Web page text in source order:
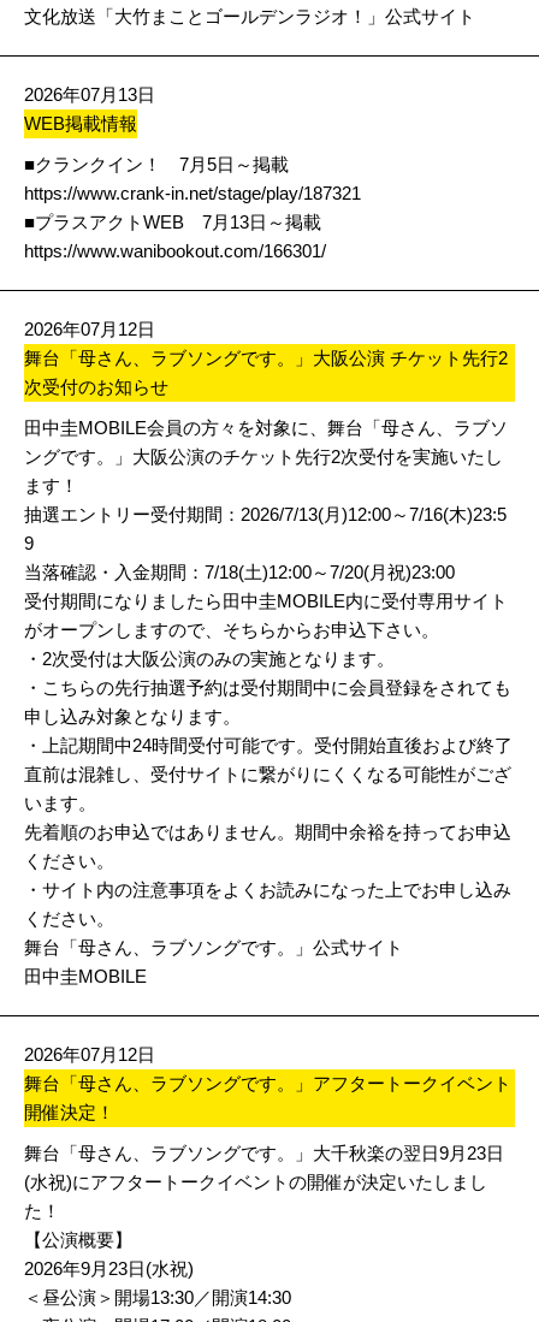
文化放送「大竹まことゴールデンラジオ！」公式サイト
2026年07月13日
WEB掲載情報
■クランクイン！ 7月5日～掲載
https://www.crank-in.net/stage/play/187321
■プラスアクトWEB 7月13日～掲載
https://www.wanibookout.com/166301/
2026年07月12日
舞台「母さん、ラブソングです。」大阪公演 チケット先行2
次受付のお知らせ
田中圭MOBILE会員の方々を対象に、舞台「母さん、ラブソ
ングです。」大阪公演のチケット先行2次受付を実施いたし
ます！
抽選エントリー受付期間：2026/7/13(月)12:00～7/16(木)23:5
9
当落確認・入金期間：7/18(土)12:00～7/20(月祝)23:00
受付期間になりましたら田中圭MOBILE内に受付専用サイト
がオープンしますので、そちらからお申込下さい。
・2次受付は大阪公演のみの実施となります。
・こちらの先行抽選予約は受付期間中に会員登録をされても
申し込み対象となります。
・上記期間中24時間受付可能です。受付開始直後および終了
直前は混雑し、受付サイトに繋がりにくくなる可能性がござ
います。
先着順のお申込ではありません。期間中余裕を持ってお申込
ください。
・サイト内の注意事項をよくお読みになった上でお申し込み
ください。
舞台「母さん、ラブソングです。」公式サイト
田中圭MOBILE
2026年07月12日
舞台「母さん、ラブソングです。」アフタートークイベント
開催決定！
舞台「母さん、ラブソングです。」大千秋楽の翌日9月23日
(水祝)にアフタートークイベントの開催が決定いたしまし
た！
【公演概要】
2026年9月23日(水祝)
＜昼公演＞開場13:30／開演14:30